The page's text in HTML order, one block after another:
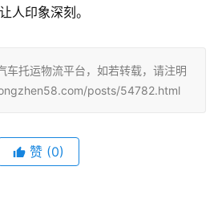
人印象深刻。
车托运物流平台，如若转载，请注明
posts/54782.html
赞 (0)